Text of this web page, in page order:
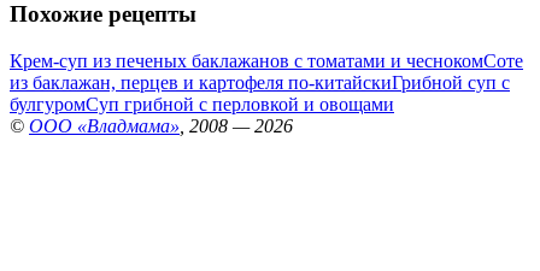
Похожие рецепты
Крем-суп из печеных баклажанов с томатами и чеснокомСоте
из баклажан, перцев и картофеля по-китайскиГрибной суп с
булгуромСуп грибной с перловкой и овощами
© ООО «Владмама» , 2008 — 2026